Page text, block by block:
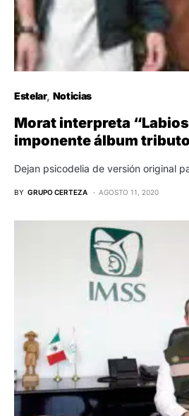
Estelar Noticias
Morat interpreta
imponente álbum
Dejan psicodelia de versión original
BY GRUPO CERTEZA AGOSTO 11, 2020